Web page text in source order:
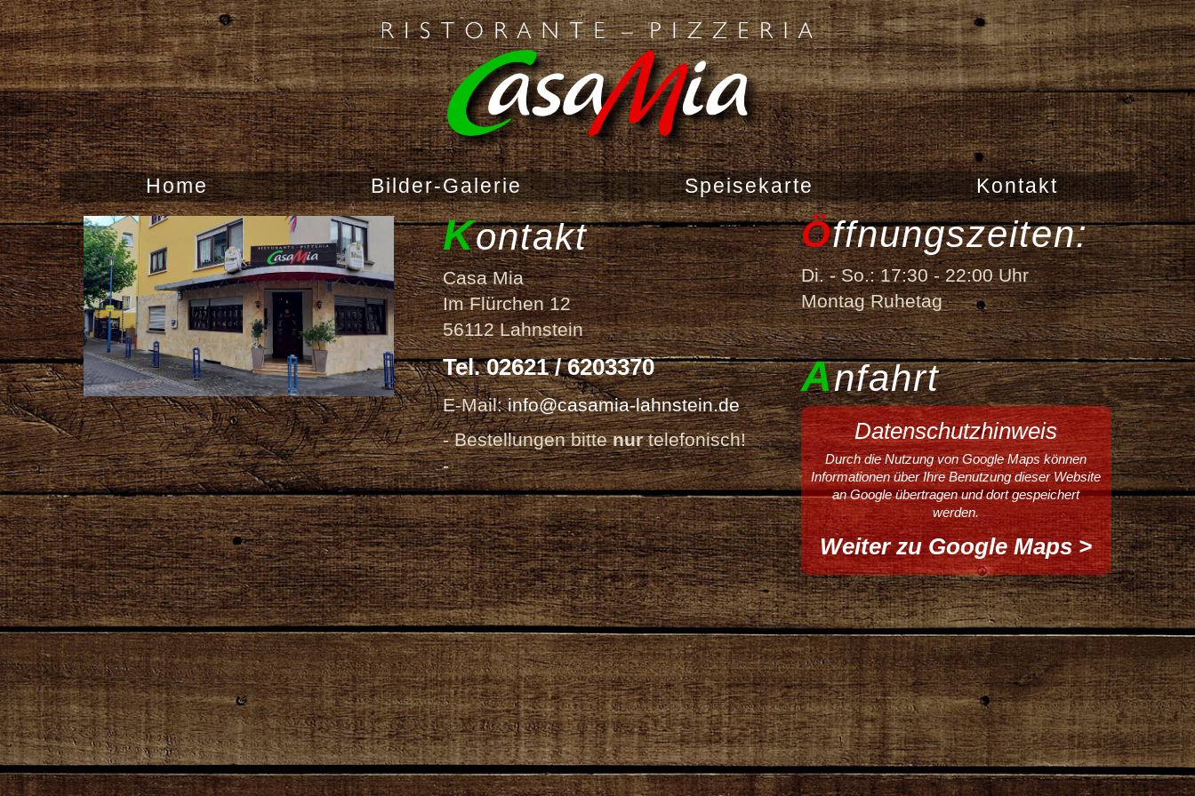
Home Bilder-Galerie Speisekarte Kontakt
Kontakt
Casa Mia
Im Flürchen 12
56112 Lahnstein
Tel. 02621 / 6203370
E-Mail:info@casamia-lahnstein.de
- Bestellungen bittenurtelefonisch!
-
Öffnungs­zeiten:
Di. - So.: 17:30 - 22:00 Uhr
Montag Ruhetag
Anfahrt
Datenschutzhinweis
Durch die Nutzung von Google Maps können
Informationen über Ihre Benutzung dieser Website
an Google übertragen und dort gespeichert
werden.
Weiter zu Google Maps >